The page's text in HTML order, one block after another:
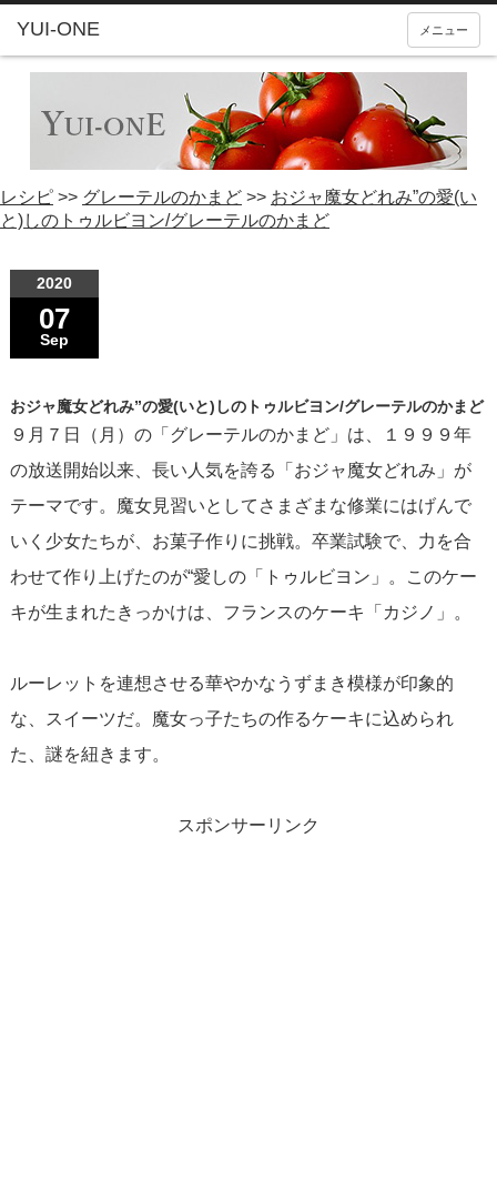
YUI-ONE メニュー
レシピ >> グレーテルのかまど >> おジャ魔女どれみ”の愛(い
と)しのトゥルビヨン/グレーテルのかまど
2020
07
Sep
おジャ魔女どれみ”の愛(いと)しのトゥルビヨン/グレーテルのかまど
９月７日（月）の「グレーテルのかまど」は、１９９９年
の放送開始以来、長い人気を誇る「おジャ魔女どれみ」が
テーマです。魔女見習いとしてさまざまな修業にはげんで
いく少女たちが、お菓子作りに挑戦。卒業試験で、力を合
わせて作り上げたのが“愛しの「トゥルビヨン」。このケー
キが生まれたきっかけは、フランスのケーキ「カジノ」。
ルーレットを連想させる華やかなうずまき模様が印象的
な、スイーツだ。魔女っ子たちの作るケーキに込められ
た、謎を紐きます。
スポンサーリンク